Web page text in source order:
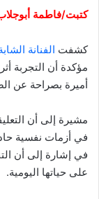
كتبت/فاطمة
كشفت الفنانة
مؤكدة أن التجربة
أميرة بصراحة عن
مشيرة إلى أن
في أزمات نفسية
في إشارة إلى أن
على حياتها اليومية.